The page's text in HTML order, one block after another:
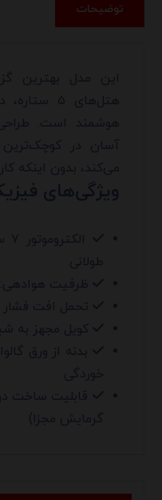
توضیحات
این مدل بهترین
هتل‌های ۵
هوشمند است.
آسان در
می‌کند، بدون اینکه
ویژگی‌های
طولانی
ظرفیت هوادهی: ۲۰۰ تا ۱۲۰۰ CFM
تحمل افت فشار تا ۴۵
کویل مجهز به
بدنه از ورق
خوردگی
قابلیت ساخت
گرمایش مجزا)